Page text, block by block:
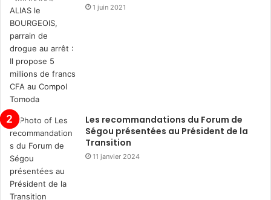
1 juin 2021
Les recommandations du Forum de
Ségou présentées au Président de la
Transition
11 janvier 2024